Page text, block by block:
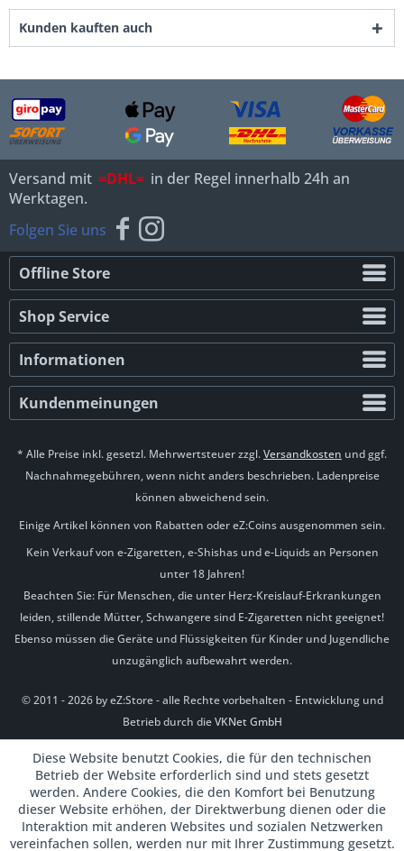
Kunden kauften auch
Versand mit =DHL= in der Regel innerhalb 24h an
Werktagen.
Folgen Sie uns
Offline Store
Shop Service
Informationen
Kundenmeinungen
* Alle Preise inkl. gesetzl. Mehrwertsteuer zzgl.Versandkosten und ggf.
Nachnahmegebühren, wenn nicht anders beschrieben. Ladenpreise
können abweichend sein.
Einige Artikel können von Rabatten oder eZ:Coins ausgenommen sein.
Kein Verkauf von e-Zigaretten, e-Shishas und e-Liquids an Personen
unter 18 Jahren!
Beachten Sie: Für Menschen, die unter Herz-Kreislauf-Erkrankungen
leiden, stillende Mütter, Schwangere sind E-Zigaretten nicht geeignet!
Ebenso müssen die Geräte und Flüssigkeiten für Kinder und Jugendliche
unzugänglich aufbewahrt werden.
© 2011 - 2026 by eZ:Store - alle Rechte vorbehalten - Entwicklung und
Betrieb durch dieVKNet GmbH
Diese Website benutzt Cookies, die für den technischen
Betrieb der Website erforderlich sind und stets gesetzt
werden. Andere Cookies, die den Komfort bei Benutzung
dieser Website erhöhen, der Direktwerbung dienen oder die
Interaktion mit anderen Websites und sozialen Netzwerken
vereinfachen sollen, werden nur mit Ihrer Zustimmung gesetzt.